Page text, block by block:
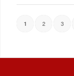
1 2 3